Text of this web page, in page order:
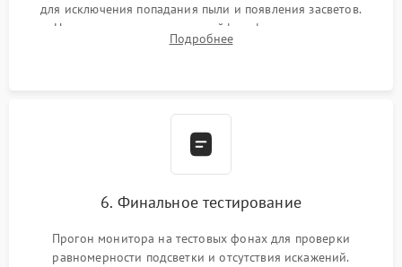
для исключения попадания пыли и появления засветов.
Надежное подключение шлейфов, фиксация плат и
аккуратное защелкивание пластикового корпуса монитора.
Подробнее
6. Финальное тестирование
Прогон монитора на тестовых фонах для проверки
равномерности подсветки и отсутствия искажений.